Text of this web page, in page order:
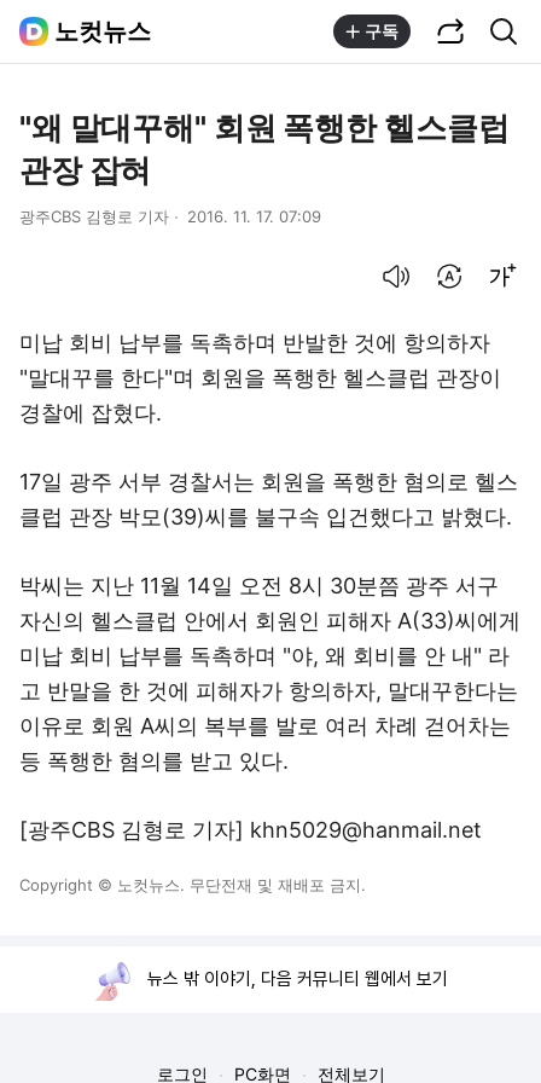
노컷뉴스 구독
"왜 말대꾸해" 회원 폭행한 헬스클럽
관장 잡혀
광주CBS 김형로 기자 2016. 11. 17. 07:09
미납 회비 납부를 독촉하며 반발한 것에 항의하자
"말대꾸를 한다"며 회원을 폭행한 헬스클럽 관장이
경찰에 잡혔다.
17일 광주 서부 경찰서는 회원을 폭행한 혐의로 헬스
클럽 관장 박모(39)씨를 불구속 입건했다고 밝혔다.
박씨는 지난 11월 14일 오전 8시 30분쯤 광주 서구
자신의 헬스클럽 안에서 회원인 피해자 A(33)씨에게
미납 회비 납부를 독촉하며 "야, 왜 회비를 안 내" 라
고 반말을 한 것에 피해자가 항의하자, 말대꾸한다는
이유로 회원 A씨의 복부를 발로 여러 차례 걷어차는
등 폭행한 혐의를 받고 있다.
[광주CBS 김형로 기자] khn5029@hanmail.net
Copyright © 노컷뉴스. 무단전재 및 재배포 금지.
뉴스 밖 이야기, 다음 커뮤니티 웹에서 보기
로그인 PC화면 전체보기